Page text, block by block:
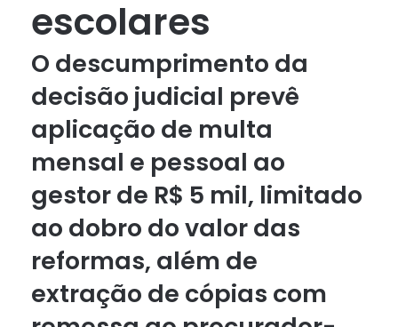
escolares
O descumprimento da
decisão judicial prevê
aplicação de multa
mensal e pessoal ao
gestor de R$ 5 mil, limitado
ao dobro do valor das
reformas, além de
extração de cópias com